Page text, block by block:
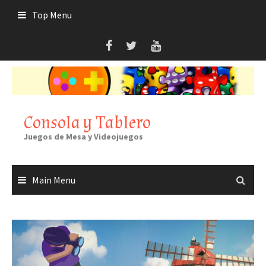
Top Menu
Consola y Tablero
Juegos de Mesa y Videojuegos
Main Menu